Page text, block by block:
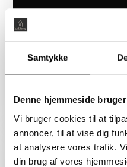
Samtykke
Denne hjemmeside
Vi bruger cookies til at
annoncer, til at vise dig
at analysere vores trafik.
din brug af vores
Flyndervej 3, 1. tv
2450 København